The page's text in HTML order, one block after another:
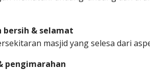
bersih & selamat
masjid yang selesa dari
pengimarahan